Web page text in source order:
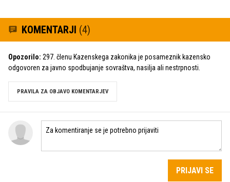
KOMENTARJI (4)
Opozorilo: 297. členu Kazenskega zakonika je posameznik kazensko
odgovoren za javno spodbujanje sovraštva, nasilja ali nestrpnosti.
PRAVILA ZA OBJAVO KOMENTARJEV
PRIJAVI SE